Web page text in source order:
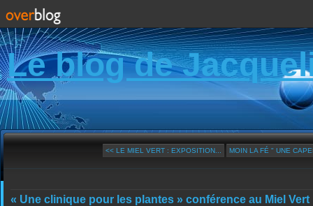
Le blog de
<< LE MIEL VERT : EXPOSITION... MOIN LA FÉ " UNE
« Une clinique pour les plantes » conférence au Miel Vert